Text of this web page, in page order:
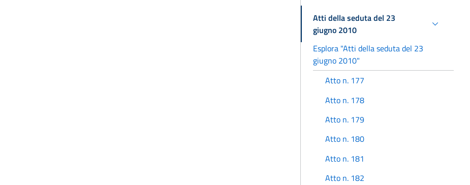
Atti della seduta del 23
giugno 2010
Esplora "Atti della seduta del 23
giugno 2010"
Atto n. 177
Atto n. 178
Atto n. 179
Atto n. 180
Atto n. 181
Atto n. 182